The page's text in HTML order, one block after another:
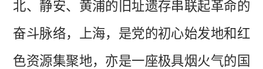
北、静安、黄浦的旧址遗存串联起革命的
奋斗脉络，上海，是党的初心始发地和红
色资源集聚地，亦是一座极具烟火气的国